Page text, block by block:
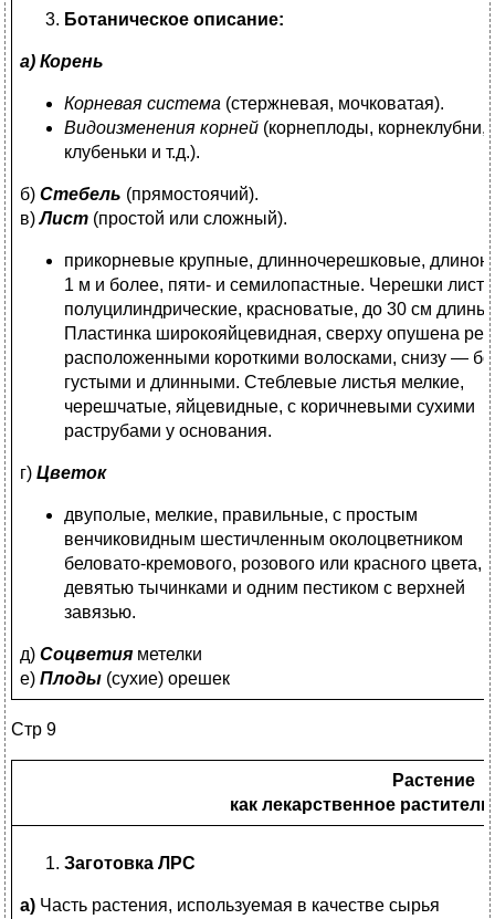
Ботаническое описание:
а) Корень
Корневая система (стержневая, мочковатая).
Видоизменения корней (корнеплоды, корнеклубни,
клубеньки и т.д.).
б) Стебель (прямостоячий).
в)Лист (простой или сложный).
прикорневые крупные, длинночерешковые,
1 м и более, пяти- и семилопастные. Черешки
полуцилиндрические, красноватые, до 30 см длины.
Пластинка широкояйцевидная, сверху опушена
расположенными короткими волосками, снизу —
густыми и длинными. Стеблевые листья мелкие,
черешчатые, яйцевидные, с коричневыми сухими
раструбами у основания.
г) Цветок
двуполые, мелкие, правильные, с простым
венчиковидным шестичленным околоцветником
беловато-кремового, розового или красного цвета,
девятью тычинками и одним пестиком с верхней
завязью.
д) Соцветия метелки
е) Плоды (сухие) орешек
Стр 9
Растение
как лекарственное
Заготовка ЛРС
а) Часть растения, используемая в качестве сырья